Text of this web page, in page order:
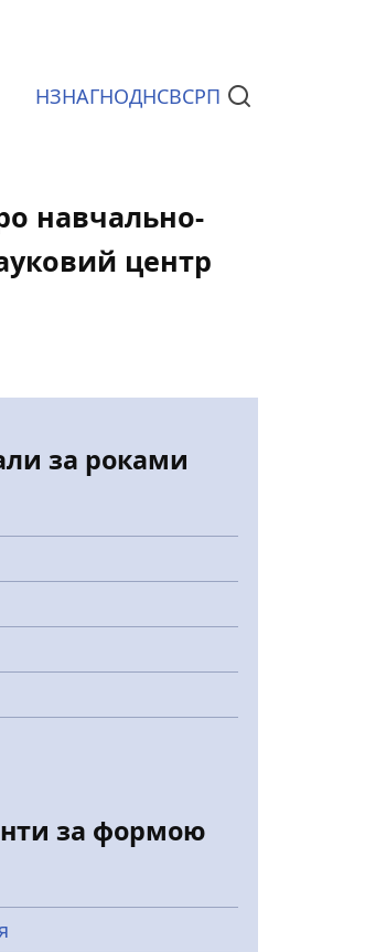
Документи
НЗНАГНОДНСВСРП
навчально-
центр
за роками
за формою